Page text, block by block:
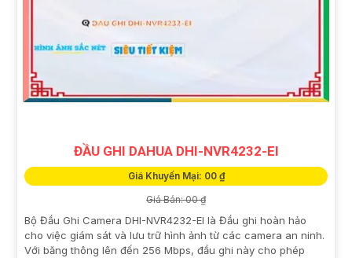
ĐẦU GHI DAHUA DHI-NVR4232-EI
Giá Khuyến Mại: 00 ₫
Giá Bán: 00 ₫
Bộ Đầu Ghi Camera DHI-NVR4232-EI là Đầu ghi hoàn hảo
cho việc giám sát và lưu trữ hình ảnh từ các camera an ninh.
Với băng thông lên đến 256 Mbps, đầu ghi này cho phép